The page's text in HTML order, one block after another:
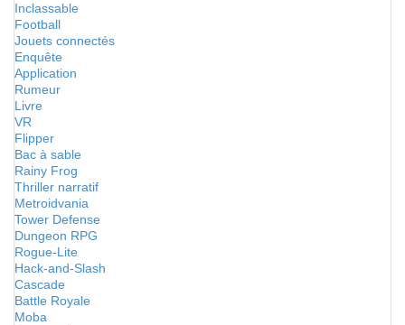
Inclassable
Football
Jouets connectés
Enquête
Application
Rumeur
Livre
VR
Flipper
Bac à sable
Rainy Frog
Thriller narratif
Metroidvania
Tower Defense
Dungeon RPG
Rogue-Lite
Hack-and-Slash
Cascade
Battle Royale
Moba